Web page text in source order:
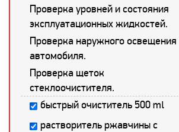
Проверка уровней и состояния
эксплуатационных жидкостей.
Проверка наружного освещения
автомобиля.
Проверка щеток
стеклоочистителя.
быстрый очиститель 500 ml
растворитель ржавчины с